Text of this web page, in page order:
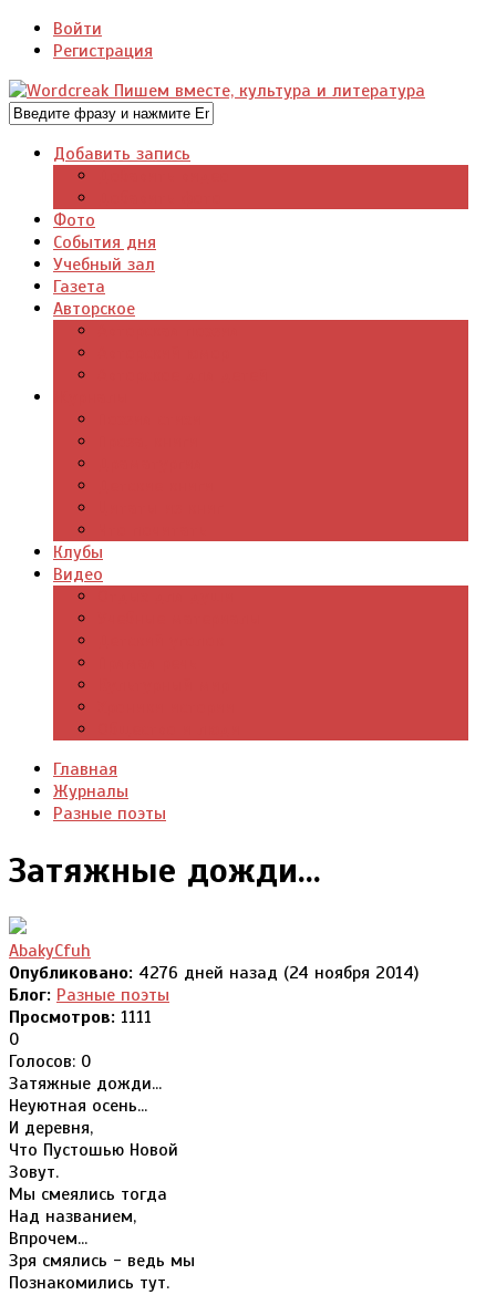
Войти
Регистрация
Добавить запись
Фото
События дня
Учебный зал
Газета
Авторское
Клубы
Видео
Главная
Журналы
Разные поэты
Затяжные дожди...
AbakyCfuh
Опубликовано: 4276 дней назад (24 ноября 2014)
Блог: Разные поэты
Просмотров: 1111
0
Голосов: 0
Затяжные дожди...
Неуютная осень...
И деревня,
Что Пустошью Новой
Зовут.
Мы смеялись тогда
Над названием,
Впрочем...
Зря смялись - ведь мы
Познакомились тут.